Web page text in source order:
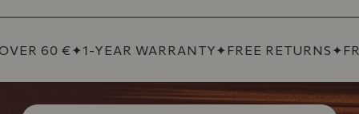
60 €✦1-YEAR WARRANTY✦FREE RETURNS ✦